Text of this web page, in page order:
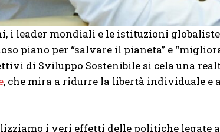
i leader mondiali e le istituzioni
piano per “salvare il pianeta” e
di Sviluppo Sostenibile si cela una
, che mira a ridurre la libertà individuale e
i veri effetti delle politiche legate